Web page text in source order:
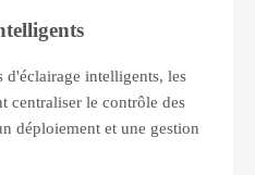
d'éclairage intelligents, les
centraliser le contrôle des
déploiement et une gestion